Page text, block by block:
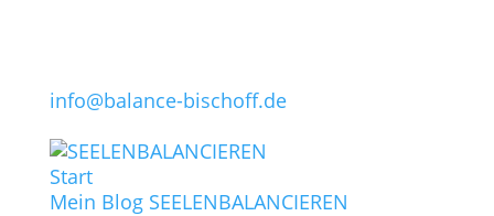
info@balance-bischoff.de
Start
Mein Blog SEELENBALANCIEREN